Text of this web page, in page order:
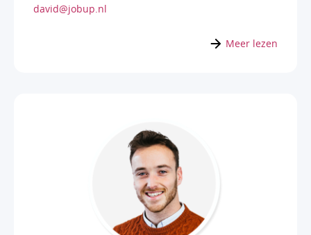
david@jobup.nl
Meer lezen